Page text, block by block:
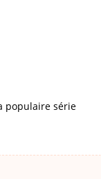
populaire série